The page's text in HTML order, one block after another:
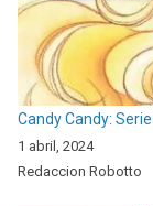
Candy Candy:
1 abril, 2024
Redaccion Robotto